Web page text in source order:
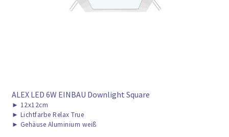
ALEX LED 6W EINBAU Downlight Square
► 12x12cm
► Lichtfarbe Relax True
► Gehäuse Aluminium weiß